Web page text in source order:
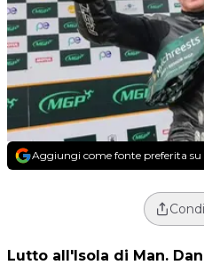
Aggiungi come fonte preferita su
Lutto all'Isola di Man.